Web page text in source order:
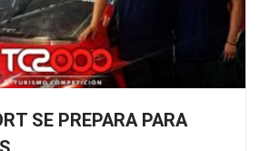
SE PREPARA PARA